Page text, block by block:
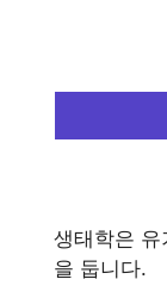
생태학은 유
을 둡니다.